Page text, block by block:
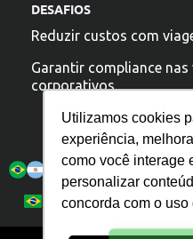
Utilizamos cookies
experiência,
como você interage
personalizar
concorda com o uso
DESAFIOS
Reduzir custos com
Garantir compliance nas
corporativos
Português
Español
Política de